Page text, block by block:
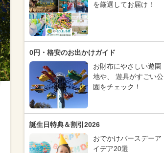
を厳選してお届け！
0円・格安のお出かけガイド
お財布にやさしい遊園
地や、 遊具がすごい公
園をチェック！
誕生日特典＆割引2026
おでかけバースデーア
イデア20選